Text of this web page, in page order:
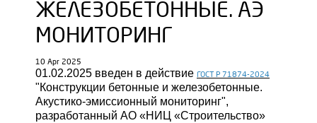
ЖЕЛЕЗОБЕТОННЫЕ. АЭ
МОНИТОРИНГ
10 Apr 2025
01.02.2025 введен в действие ГОСТ Р 71874-2024
"Конструкции бетонные и железобетонные.
Акустико-эмиссионный мониторинг",
разработанный АО «НИЦ «Строительство»